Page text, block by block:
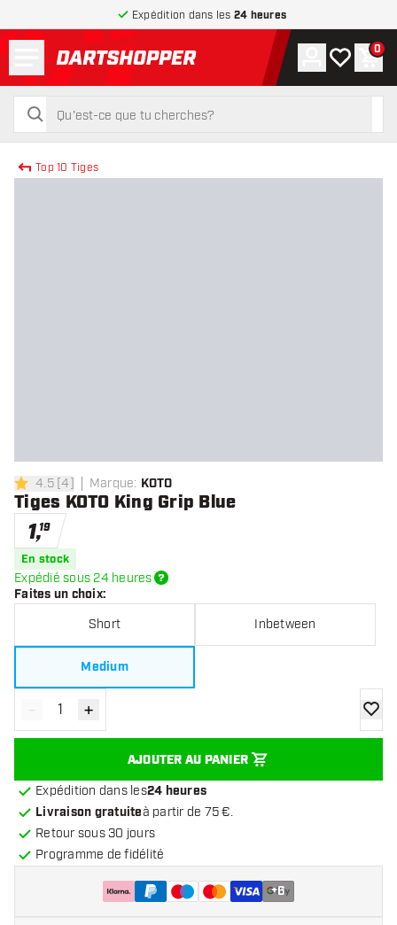
Expédition dans les 24 heures
retour à la page d’accueil
rechercher
rechercher
Compte
Ma liste0
Top 10 Tiges
4.5 étoiles de notation
4.5[4] Marque: KOTO
Tiges KOTO King Grip Blue
1,19
En stock
Expédié sous 24 heures
Faites un choix:
Short Inbetween
Medium
Diminuer la quantité
- Augmenter la quantité
+
AJOUTER AU PANIER
Expédition dans les24 heures
Livraison gratuiteà partir de 75 €.
Retour sous 30 jours
Programme de fidélité
+6